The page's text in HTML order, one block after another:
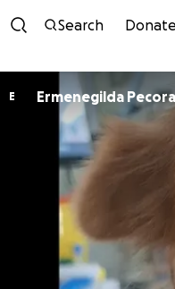
Search Donate
E Ermenegilda